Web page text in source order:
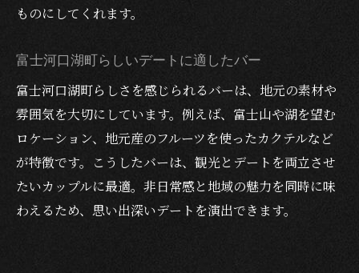
ものにしてくれます。
富士河口湖町らしいデートに適したバー
富士河口湖町らしさを感じられるバーは、地元の素材や
雰囲気を大切にしています。例えば、富士山や湖を望む
ロケーション、地元産のフルーツを使ったカクテルなど
が特徴です。こうしたバーは、観光とデートを両立させ
たいカップルに最適。非日常感と地域の魅力を同時に味
わえるため、思い出深いデートを演出できます。